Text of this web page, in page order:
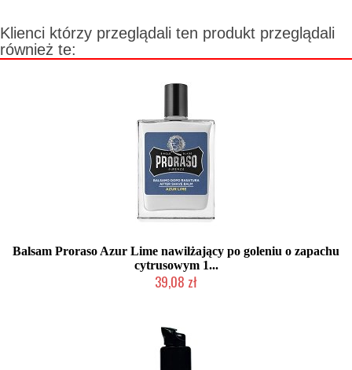
Klienci którzy przeglądali ten produkt przeglądali
również te:
Balsam Proraso Azur Lime nawilżający po goleniu o zapachu
cytrusowym 1...
39,08 zł